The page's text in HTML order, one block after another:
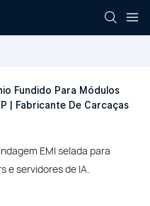
Fundido Para Módulos
| Fabricante De Carcaças
EMI selada para
servidores de IA.